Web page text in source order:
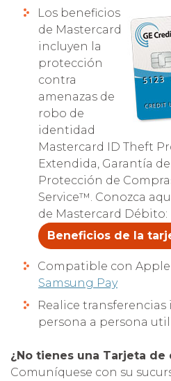
Los beneficios
de Mastercard
incluyen la
protección
contra
amenazas de
robo de
identidad
Mastercard ID Theft
Extendida, Garantía
Protección de
Service™. Conozca
de Mastercard Débito:
Beneficios de la
Compatible con Apple
Samsung Pay
Realice
persona a persona
¿No tienes una Tarjeta
Comuníquese con su